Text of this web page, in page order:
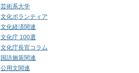
芸術系大学
文化ボランティア
文化経済関連
文化庁 100選
文化庁長官コラム
国語施策関連
公用文関連